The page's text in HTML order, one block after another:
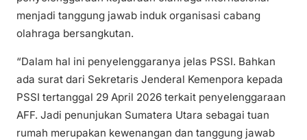
menjadi tanggung jawab induk organisasi cabang
olahraga bersangkutan.
“Dalam hal ini penyelenggaranya jelas PSSI. Bahkan
ada surat dari Sekretaris Jenderal Kemenpora kepada
PSSI tertanggal 29 April 2026 terkait penyelenggaraan
AFF. Jadi penunjukan Sumatera Utara sebagai tuan
rumah merupakan kewenangan dan tanggung jawab